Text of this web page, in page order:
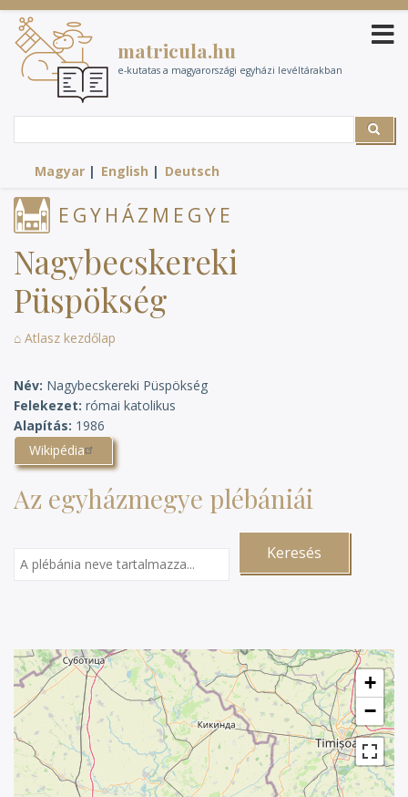
Ugrás
tartalomra
matricula.hu
e-kutatas a magyarországi egyházi levéltárakban
Search
Magyar English Deutsch
EGYHÁZMEGYE
Nagybecskereki
Püspökség
⌂ Atlasz kezdőlap
Név Nagybecskereki Püspökség
Felekezet római katolikus
Alapítás 1986
Wikipédia
Az egyházmegye plébániái
+
−